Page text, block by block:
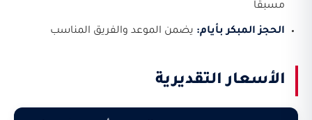
مسبقاً
الحجز المبكر بأيام: يضمن الموعد والفريق المناسب
الأسعار التقديرية